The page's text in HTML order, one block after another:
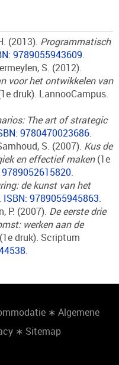
(2013). Programmatisch
9789055943609.
S. (2012).
voor het ontwikkelen van
druk). LannooCampus.
The art of strategic
9780470023686.
S. (2007). Kus de
en effectief maken(1e
9789052615820.
de kunst van het
ISBN: 9789055945863.
P. (2007). De eerste drie
werken aan de
druk). Scriptum
.
∗ Algemene
∗ Sitemap